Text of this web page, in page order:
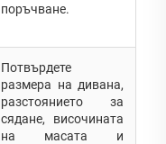
поръчване.
Потвърдете
размера на дивана,
разстоянието за
сядане, височината
на масата и